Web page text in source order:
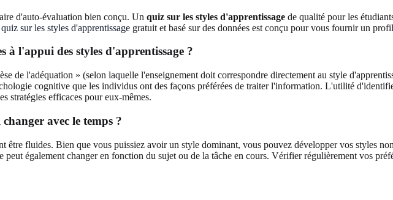
d'auto-évaluation bien conçu. Un quiz sur les styles d'apprentissage de qualité pour les
quiz sur les styles d'apprentissage gratuit et basé sur des données est conçu pour vous fournir un
à l'appui des styles d'apprentissage ?
de l'adéquation » (selon laquelle l'enseignement doit correspondre directement au style
cognitive que les individus ont des façons préférées de traiter l'information. L'utilité
stratégies efficaces pour eux-mêmes.
avec le temps ?
être fluides. Bien que vous puissiez avoir un style dominant, vous pouvez développer vos styles
peut également changer en fonction du sujet ou de la tâche en cours. Vérifier régulièrement vos